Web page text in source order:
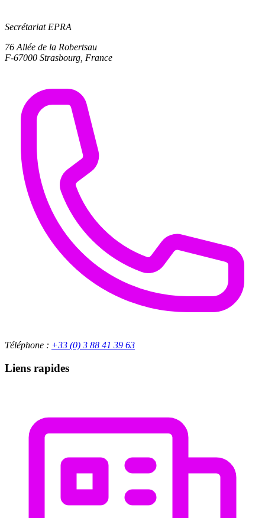
Secrétariat EPRA
76 Allée de la Robertsau
F-67000 Strasbourg, France
Téléphone : +33 (0) 3 88 41 39 63
Liens rapides